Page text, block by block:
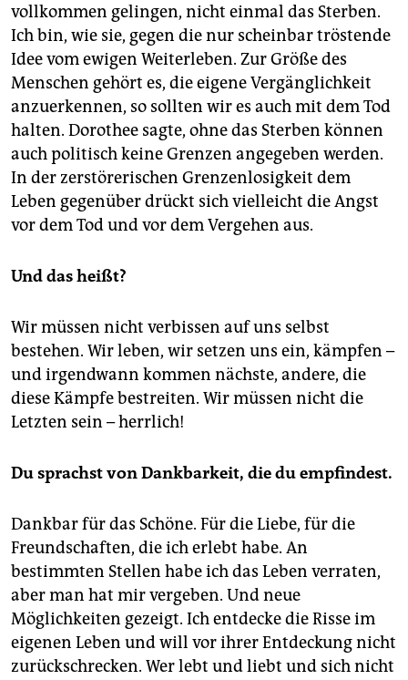
vollkommen gelingen, nicht einmal das Sterben.
Ich bin, wie sie, gegen­ die nur scheinbar tröstende
Idee vom ewigen Weiterleben. Zur Größe des
Menschen gehört es, die eigene Vergänglichkeit
anzuerkennen, so sollten wir es auch mit dem Tod
halten. Dorothee sagte, ohne das Sterben können
auch politisch keine Grenzen angegeben werden.
In der zerstörerischen Grenzenlosigkeit dem
Leben gegenüber drückt sich vielleicht die Angst
vor dem Tod und vor dem Vergehen aus.
Und das heißt?
Wir müssen nicht verbissen auf uns selbst
bestehen. Wir leben, wir setzen uns ein, kämpfen –
und irgendwann kommen nächste, andere, die
diese Kämpfe bestreiten. Wir müssen nicht die
Letzten sein – herrlich!
Du sprachst von Dankbarkeit, die du empfindest.
Dankbar für das Schöne. Für die Liebe, für die
Freundschaften, die ich erlebt habe. An
bestimmten Stellen habe ich das Leben verraten,
aber man hat mir vergeben. Und neue
Möglichkeiten gezeigt. Ich entdecke die Risse im
eigenen Leben und will vor ihrer Entdeckung nicht
zurückschrecken. Wer lebt und liebt und sich nicht